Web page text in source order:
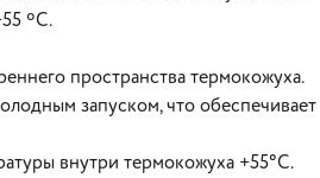
ºC.
пространства термокожуха.
запуском, что обеспечивает
внутри термокожуха +55°С.